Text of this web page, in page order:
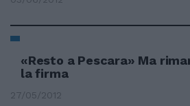
«Resto a Pescara» Ma
la firma
27/05/2012